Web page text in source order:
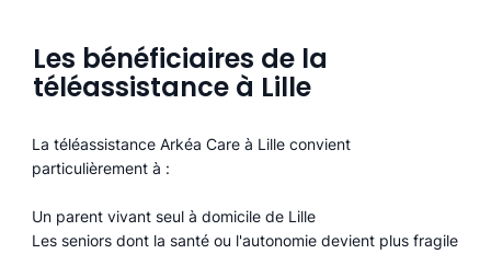
Les bénéficiaires de la
téléassistance à Lille
La téléassistance Arkéa Care à Lille convient
particulièrement à :
Un parent vivant seul à domicile de Lille
Les seniors dont la santé ou l'autonomie devient plus fragile